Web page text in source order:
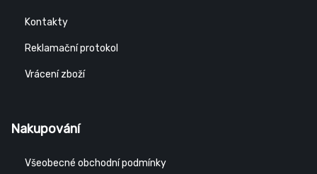
Kontakty
Reklamační protokol
Vrácení zboží
Nakupování
Všeobecné obchodní podmínky